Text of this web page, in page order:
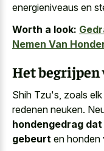
energieniveaus en
Worth a look:
Nemen Van
Het begrijpen
Shih Tzu's, zoals
redenen neuken.
hondengedrag
gebeurt en honden